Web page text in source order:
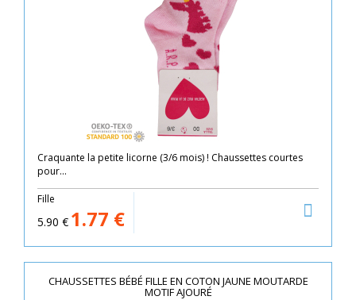
Craquante la petite licorne (3/6 mois) ! Chaussettes courtes
pour...
Fille
5.90 € 1.77 €
CHAUSSETTES BÉBÉ FILLE EN COTON JAUNE MOUTARDE
MOTIF AJOURÉ